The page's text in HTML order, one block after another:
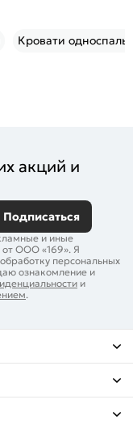
Кровати
акций и
Подписаться
и иные
от ООО «169». Я
персональных
ознакомление и
и
.